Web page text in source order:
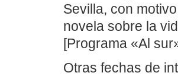
Sevilla, con
novela sobre la
[Programa «Al
Otras fechas de